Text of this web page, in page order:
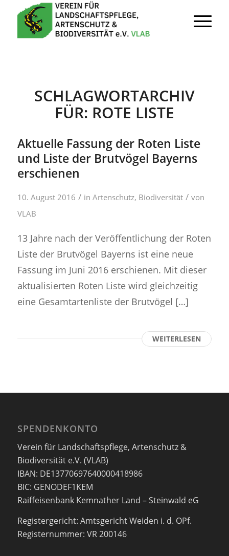
SCHLAGWORTARCHIV
FÜR: ROTE LISTE
Aktuelle Fassung der Roten Liste
und Liste der Brutvögel Bayerns
erschienen
10. August 2016 / in Artenschutz, Biodiversität / von
VLAB
13 Jahre nach der Veröffentlichung der Roten
Liste der Brutvögel Bayerns ist eine neue
Fassung im Juni 2016 erschienen. Mit dieser
aktualisierten Roten Liste wird gleichzeitig
eine Gesamtartenliste der Brutvögel […]
WEITERLESEN
SPENDENKONTO
Verein für Landschaftspflege, Artenschutz &
Biodiversität e.V. (VLAB)
IBAN: DE13770697640000418986
BIC: GENODEF1KEM
Raiffeisenbank Kemnather Land – Steinwald eG
Registergericht: Amtsgericht Weiden i. d. OPf.
Registernummer: VR 200146